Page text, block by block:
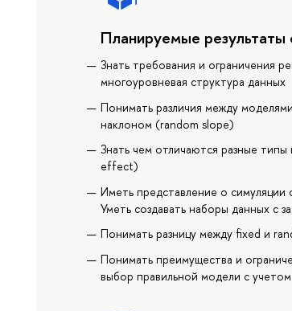
Планируемые результаты
Знать требования и ограничения
многоуровневая структура данных
Понимать различия между
наклоном (random slope)
Знать чем отличаются разные
effect)
Иметь представление о симуляции
Уметь создавать наборы данных с
Понимать разницу между fixed и
Понимать преимущества и
выбор правильной модели с